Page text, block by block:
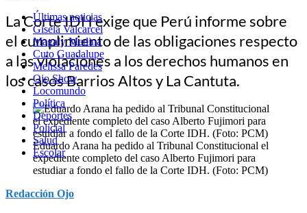
Últimas noticias
Gisela Valcarcel
Magaly Medina
Cuto Guadalupe
Melissa Paredes
Ojo Show
Locomundo
Política
Deportes
Policial
Salud
Escolar
La Corte IDH exige que Perú informe sobre
el cumplimiento de las obligaciones respecto
a las violaciones a los derechos humanos en
los casos Barrios Altos y La Cantuta.
Eduardo Arana ha pedido al Tribunal Constitucional el
expediente completo del caso Alberto Fujimori para
estudiar a fondo el fallo de la Corte IDH. (Foto: PCM)
Redacción Ojo